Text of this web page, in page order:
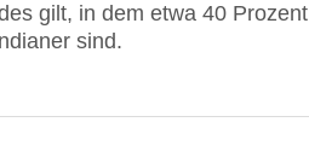
gilt, in dem etwa 40
sind.